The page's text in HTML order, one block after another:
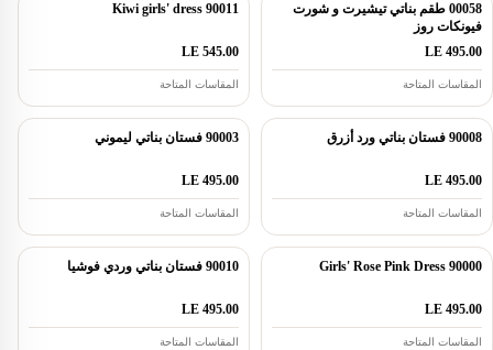
00058 طقم بناتي تيشيرت و شورت
فيونكات روز
LE 495.00
المقاسات المتاحة
90011 Kiwi girls' dress
LE 545.00
المقاسات المتاحة
90008 فستان بناتي ورد أزرق
LE 495.00
المقاسات المتاحة
90003 فستان بناتي ليموني
LE 495.00
المقاسات المتاحة
90000 Girls' Rose Pink Dress
LE 495.00
المقاسات المتاحة
90010 فستان بناتي وردي فوشيا
LE 495.00
المقاسات المتاحة